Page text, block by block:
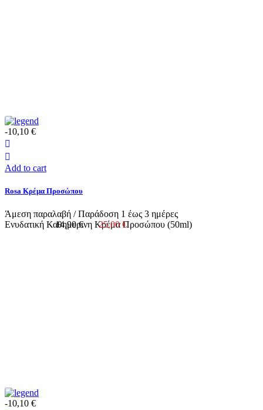
-10,10 €
Add to cart
Rosa Κρέμα Προσώπου
Άμεση παραλαβή / Παράδoση 1 έως 3 ημέρες
14,90 €
25,00 €
Ενυδατική Καθημερινη Κρέμα Προσώπου (50ml)
-10,10 €